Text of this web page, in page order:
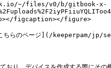
~/files/v0/b/gitbook-x-
</p></figcaption></figure>
は[こちらのページ](/